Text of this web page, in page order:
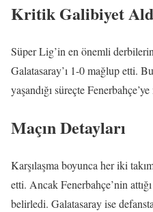
Kritik Galibiyet
Süper Lig’in en önemli
Galatasaray’ı 1-0 mağlup etti.
yaşandığı süreçte
Maçın Detayları
Karşılaşma boyunca her iki
etti. Ancak Fenerbahçe’nin
belirledi. Galatasaray ise